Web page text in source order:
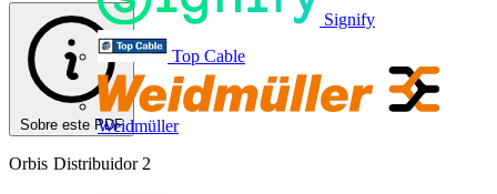
Signify
Top Cable
Weidmüller
Distribuidor 2
Sobre este PDF
Orbis